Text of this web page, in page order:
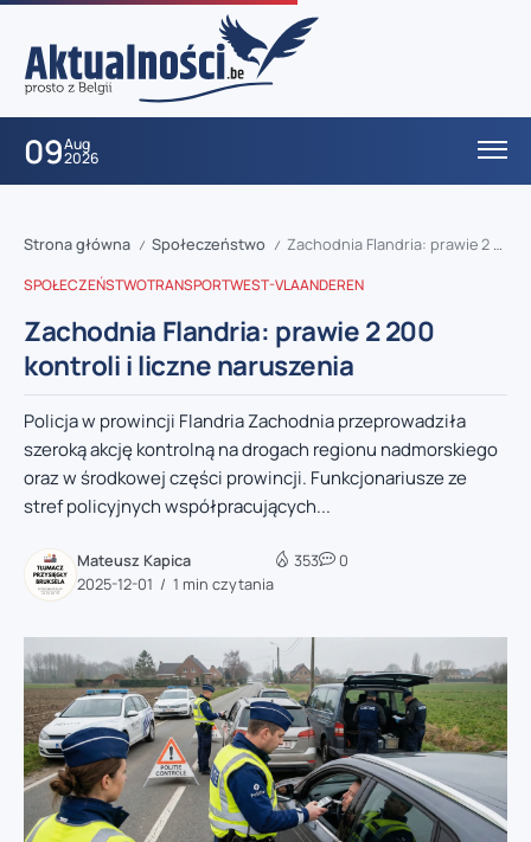
09Aug
2026
Strona główna / Społeczeństwo / Zachodnia Flandria: prawie 2 200 kontroli i liczne naruszenia
SPOŁECZEŃSTWOTRANSPORTWEST-VLAANDEREN
Zachodnia Flandria: prawie 2 200
kontroli i liczne naruszenia
Policja w prowincji Flandria Zachodnia przeprowadziła
szeroką akcję kontrolną na drogach regionu nadmorskiego
oraz w środkowej części prowincji. Funkcjonariusze ze
stref policyjnych współpracujących...
Mateusz Kapica
2025-12-01
1 min czytania
353 0